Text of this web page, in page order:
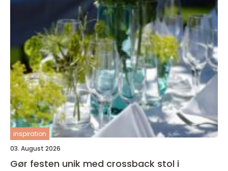
inspiration
03. August 2026
Gør festen unik med crossback stol i